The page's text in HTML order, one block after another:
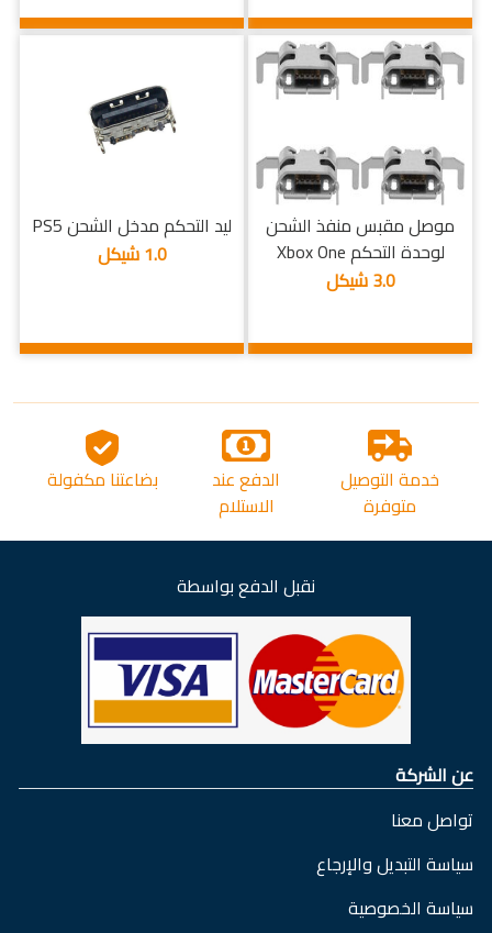
موصل مقبس منفذ الشحن
لوحدة التحكم Xbox One
3.0 شيكل
ليد التحكم مدخل الشحن PS5
1.0 شيكل
خدمة التوصيل
متوفرة
الدفع عند
الاستلام
بضاعتنا مكفولة
نقبل الدفع بواسطة
عن الشركة
تواصل معنا
سياسة التبديل والإرجاع
سياسة الخصوصية